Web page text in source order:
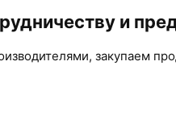
и
закупаем